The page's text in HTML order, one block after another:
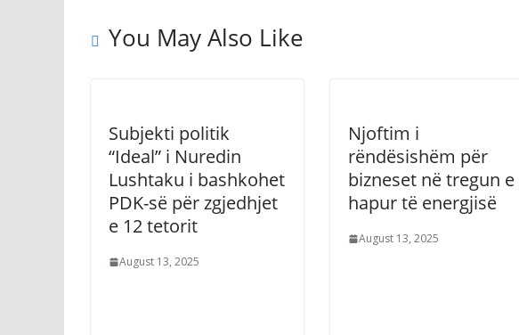
You May Also Like
Subjekti politik
“Ideal” i Nuredin
Lushtaku i bashkohet
PDK-së për zgjedhjet
e 12 tetorit
August 13, 2025
Njoftim i
rëndësishëm për
bizneset në tregun e
hapur të energjisë
August 13, 2025